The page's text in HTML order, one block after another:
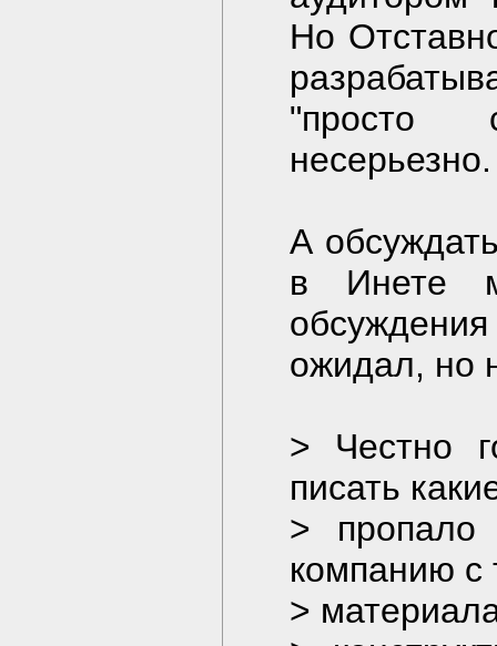
Но
"просто
несерьезно.
А
в Инете
ожидал, но
> Честно
писать
>
компанию с
>